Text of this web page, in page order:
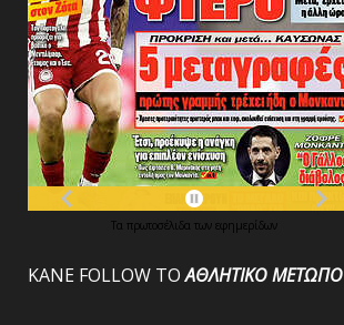
Τα πρωτοσέλιδα των εφημερίδων
ΚΑΝΕ FOLLOW ΤΟΑΘΛΗΤΙΚΟΜΕΤΩΠΟ